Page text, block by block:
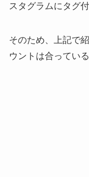
スタグラムにタグ
そのため、上記で
ウントは合ってい